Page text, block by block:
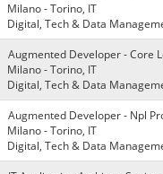
Milano - Torino, IT
Digital, Tech & Data
Augmented Developer - Core
Milano - Torino, IT
Digital, Tech & Data
Augmented Developer - Npl
Milano - Torino, IT
Digital, Tech & Data